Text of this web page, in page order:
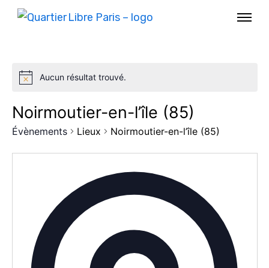
Aucun résultat trouvé.
Noirmoutier-en-l’île (85)
Évènements Lieux Noirmoutier-en-l’île (85)